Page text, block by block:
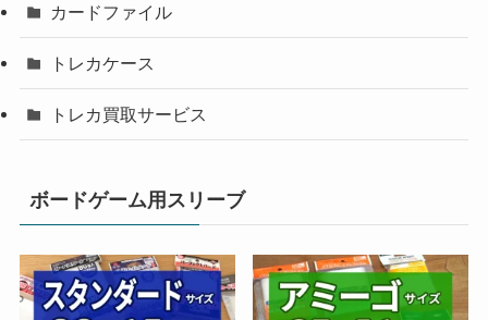
カードファイル
トレカケース
トレカ買取サービス
ボードゲーム用スリーブ